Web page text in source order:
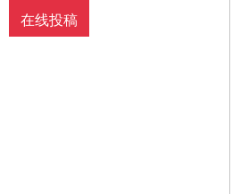
在线投稿